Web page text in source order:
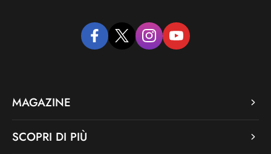
facebooktwitter instagramyoutube
MAGAZINE
SCOPRI DI PIÙ